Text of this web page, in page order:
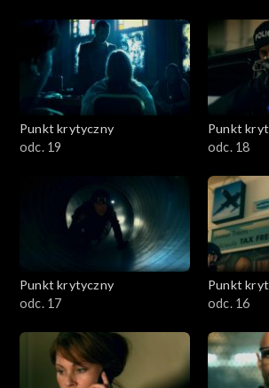
Punkt krytyczny
odc. 19
Punkt
odc. 18
Punkt krytyczny
odc. 17
Punkt
odc. 16